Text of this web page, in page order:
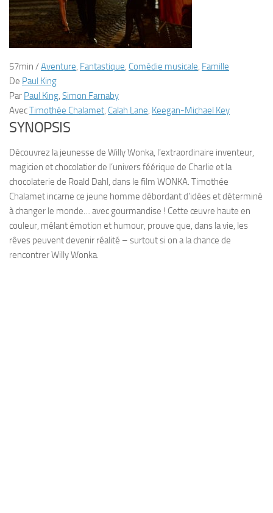
57min /Aventure, Fantastique, Comédie musicale, Famille
De Paul King
Par Paul King, Simon Farnaby
AvecTimothée Chalamet, Calah Lane, Keegan-Michael Key
SYNOPSIS
Découvrez la jeunesse de Willy Wonka, l’extraordinaire inventeur,
magicien et chocolatier de l’univers féérique de Charlie et la
chocolaterie de Roald Dahl, dans le film WONKA. Timothée
Chalamet incarne ce jeune homme débordant d’idées et déterminé
à changer le monde… avec gourmandise ! Cette œuvre haute en
couleur, mêlant émotion et humour, prouve que, dans la vie, les
rêves peuvent devenir réalité – surtout si on a la chance de
rencontrer Willy Wonka.